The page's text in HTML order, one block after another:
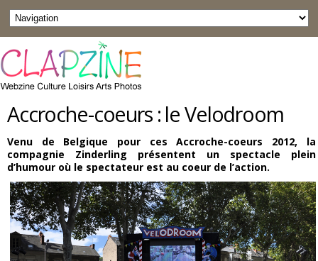
Accroche-coeurs : le Velodroom
Venu de Belgique pour ces Accroche-coeurs 2012, la
compagnie Zinderling présentent un spectacle plein
d’humour où le spectateur est au coeur de l’action.